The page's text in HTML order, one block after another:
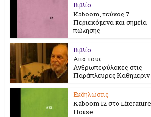
Βιβλίο
Kaboom, τεύχος 7.
Περιεχόμενα και σημεία
πώλησης
Βιβλίο
Από τους
Ανθρωποφύλακες στις
Παράπλευρες Καθημεριν
Εκδηλώσεις
Kaboom 12 στο Literature
House